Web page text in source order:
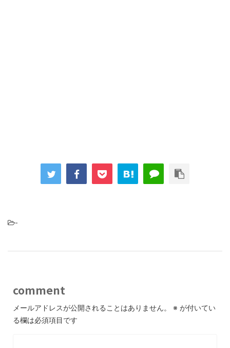
-
comment
メールアドレスが公開されることはありません。 ※ が付いてい
る欄は必須項目です